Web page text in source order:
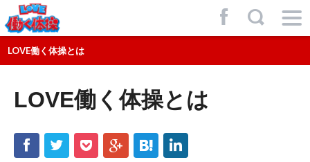
LOVE働く体操とは
LOVE働く体操とは
f t p g h l
,
f